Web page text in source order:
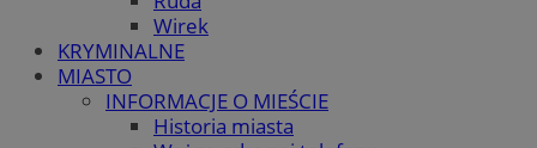
Wirek
KRYMINALNE
MIASTO
INFORMACJE O MIEŚCIE
Historia miasta